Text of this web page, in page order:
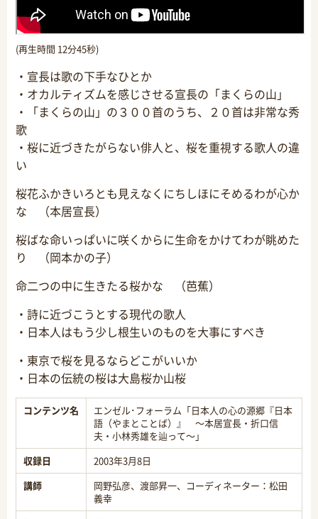
(再生時間 12分45秒)
・宣長は歌の下手なひとか
・オカルティズムを感じさせる宣長の「まくらの山」
・「まくらの山」の３００首のうち、２０首は非常な秀
歌
・桜に近づきたがらない俳人と、桜を重視する歌人の違
い
桜花ふかきいろとも見えなくにちしほにそめるわが心か
な （本居宣長）
桜ばな命いっぱいに咲くからに生命をかけてわが眺めた
り （岡本かの子）
命二つの中に生きたる桜かな （芭蕉）
・詩に近づこうとする現代の歌人
・日本人はもう少し根生いのものを大事にすべき
・東京で桜を見るならどこがいいか
・日本の伝統の桜は大島桜か山桜
コンテンツ名
エンゼル･フォーラム「日本人の心の源郷『日本
語（やまとことば）』 ～本居宣長・折口信
夫・小林秀雄を辿って～」
収録日
2003年3月8日
講師
岡野弘彦、渡部昇一、コーディネーター：松田
義幸